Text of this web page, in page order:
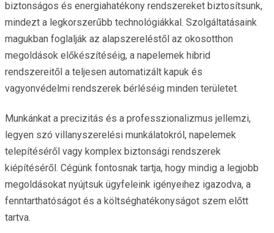
biztonságos és energiahatékony rendszereket biztosítsunk,
mindezt a legkorszerűbb technológiákkal. Szolgáltatásaink
magukban foglalják az alapszereléstől az okosotthon
megoldások előkészítéséig, a napelemek hibrid
rendszereitől a teljesen automatizált kapuk és
vagyonvédelmi rendszerek bérléséig minden területet.
Munkánkat a precizitás és a professzionalizmus jellemzi,
legyen szó villanyszerelési munkálatokról, napelemek
telepítéséről vagy komplex biztonsági rendszerek
kiépítéséről. Cégünk fontosnak tartja, hogy mindig a legjobb
megoldásokat nyújtsuk ügyfeleink igényeihez igazodva, a
fenntarthatóságot és a költséghatékonyságot szem előtt
tartva.